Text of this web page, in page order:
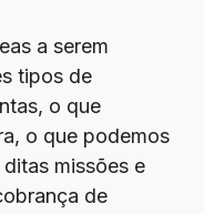
a serem
tipos de
o que
o que podemos
missões e
de